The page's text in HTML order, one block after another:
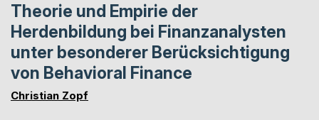
Theorie und Empirie der
Herdenbildung bei Finanzanalysten
unter besonderer Berücksichtigung
von Behavioral Finance
Christian Zopf